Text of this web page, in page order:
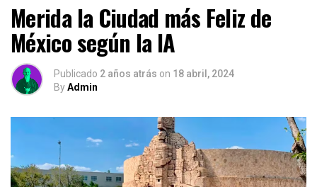
Merida la Ciudad más Feliz de
México según la IA
Publicado 2 años atrás on 18 abril, 2024
ByAdmin